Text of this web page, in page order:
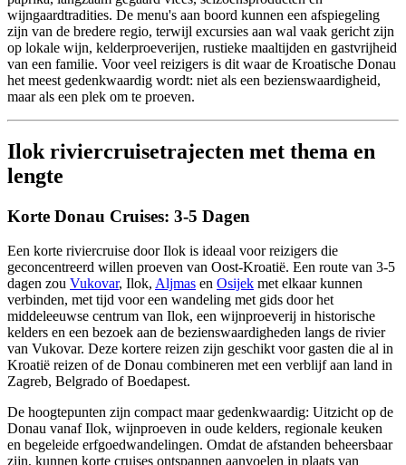
wijngaardtradities. De menu's aan boord kunnen een afspiegeling
zijn van de bredere regio, terwijl excursies aan wal vaak gericht zijn
op lokale wijn, kelderproeverijen, rustieke maaltijden en gastvrijheid
van een familie. Voor veel reizigers is dit waar de Kroatische Donau
het meest gedenkwaardig wordt: niet als een bezienswaardigheid,
maar als een plek om te proeven.
Ilok riviercruisetrajecten met thema en
lengte
Korte Donau Cruises: 3-5 Dagen
Een korte riviercruise door Ilok is ideaal voor reizigers die
geconcentreerd willen proeven van Oost-Kroatië. Een route van 3-5
dagen zou Vukovar, Ilok, Aljmas en Osijek met elkaar kunnen
verbinden, met tijd voor een wandeling met gids door het
middeleeuwse centrum van Ilok, een wijnproeverij in historische
kelders en een bezoek aan de bezienswaardigheden langs de rivier
van Vukovar. Deze kortere reizen zijn geschikt voor gasten die al in
Kroatië reizen of de Donau combineren met een verblijf aan land in
Zagreb, Belgrado of Boedapest.
De hoogtepunten zijn compact maar gedenkwaardig: Uitzicht op de
Donau vanaf Ilok, wijnproeven in oude kelders, regionale keuken
en begeleide erfgoedwandelingen. Omdat de afstanden beheersbaar
zijn, kunnen korte cruises ontspannen aanvoelen in plaats van